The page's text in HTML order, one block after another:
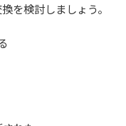
を検討しましょう。